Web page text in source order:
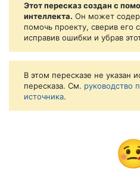
Этот пересказ создан с
интеллекта. Он может
помочь проекту, сверив его
исправив ошибки и убрав
В этом пересказе не указан
пересказа. См. руководство
источника.